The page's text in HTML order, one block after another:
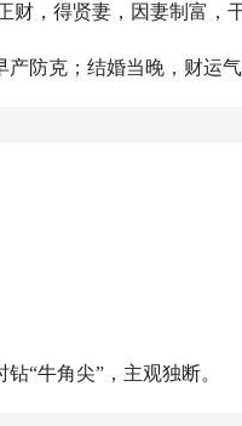
，得贤妻，因妻制富，
防克；结婚当晚，财运
“牛角尖”，主观独断。